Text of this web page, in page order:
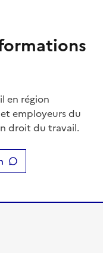
en région
employeurs du
droit du travail.